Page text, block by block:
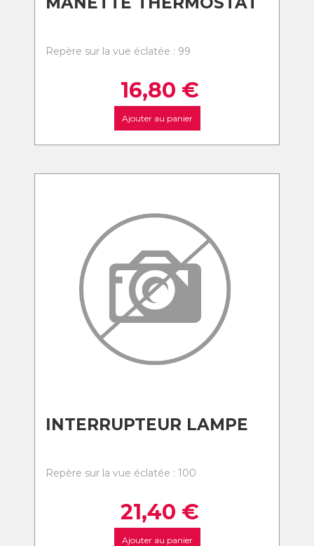
Repère sur la vue éclatée : 99
16,80 €
Ajouter au panier
INTERRUPTEUR LAMPE
Repère sur la vue éclatée : 100
21,40 €
Ajouter au panier